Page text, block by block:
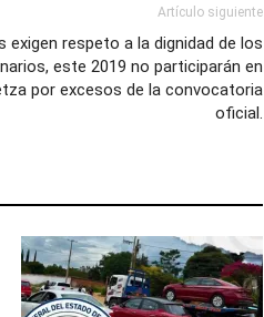
Artículo siguiente
exigen respeto a la dignidad de los
este 2019 no participarán en
por excesos de la convocatoria
oficial.